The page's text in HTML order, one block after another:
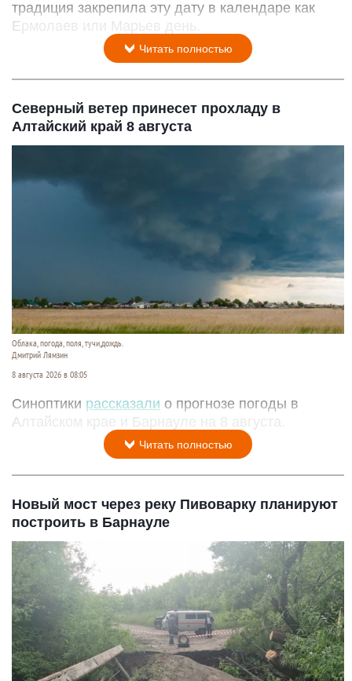
Олег Богданов, altapress.ru
8 августа 2026 в 08:35
Каждый год православная община вспоминает о
подвиге священномучеников Ермолая, Ермиппа
церкви. В эпоху суровых гонений они смело
несли людям слово Христово. Народная
традиция закрепила эту дату в календаре как
Ермолаев или Марьев день.
Северный ветер принесет прохладу в
Алтайский край 8 августа
Облака, погода, поля, тучи,дождь.
Дмитрий Лямзин
8 августа 2026 в 08:05
Синоптикирассказалио прогнозе погоды в
Алтайском крае и Барнауле на 8 августа.
Читать полностью